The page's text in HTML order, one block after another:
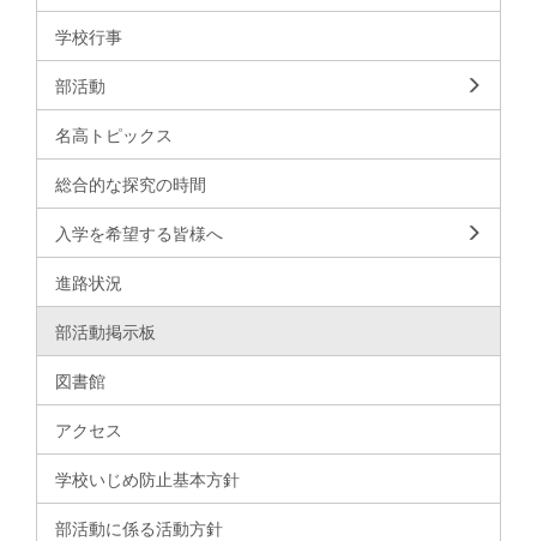
学校行事
部活動
名高トピックス
総合的な探究の時間
入学を希望する皆様へ
進路状況
部活動掲示板
図書館
アクセス
学校いじめ防止基本方針
部活動に係る活動方針